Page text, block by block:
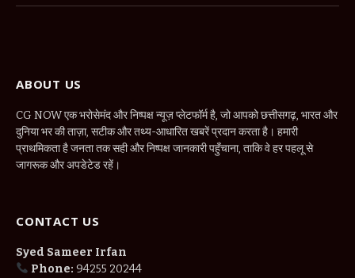
ABOUT US
CG NOW एक भरोसेमंद और निष्पक्ष न्यूज़ प्लेटफॉर्म है, जो आपको छत्तीसगढ़, भारत और
दुनिया भर की ताज़ा, सटीक और तथ्य-आधारित खबरें प्रदान करता है। हमारी
प्राथमिकता है जनता तक सही और निष्पक्ष जानकारी पहुँचाना, ताकि वे हर पहलू से
जागरूक और अपडेटेड रहें।
CONTACT US
Syed Sameer Irfan
Phone: 94255 20244